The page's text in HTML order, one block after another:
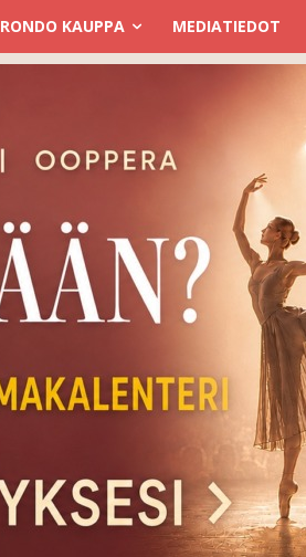
RONDO KAUPPA MEDIATIEDOT